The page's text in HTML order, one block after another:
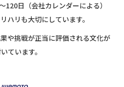
120日（会社カレンダーによる）
ハリも大切にしています。
や挑戦が正当に評価される文化が
ています。